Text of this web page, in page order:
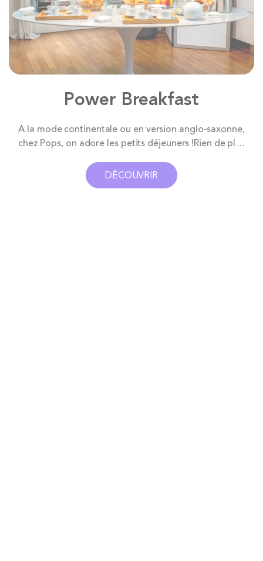
Power Breakfast
A la mode continentale ou en version anglo-saxonne,
chez Pops, on adore les petits déjeuners !Rien de plus
petit déjeuner composé de produits frais. Vous avez
comme mission de détendre vos collègues avant une
DÉCOUVRIR